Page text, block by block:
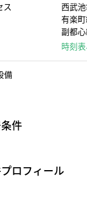
ス
西武
有楽
副都
時刻
備
件
ロフィール